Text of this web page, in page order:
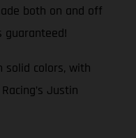
both on and off
guaranteed!
solid colors, with
Justin